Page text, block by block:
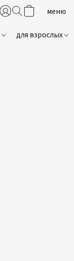
для взрослых